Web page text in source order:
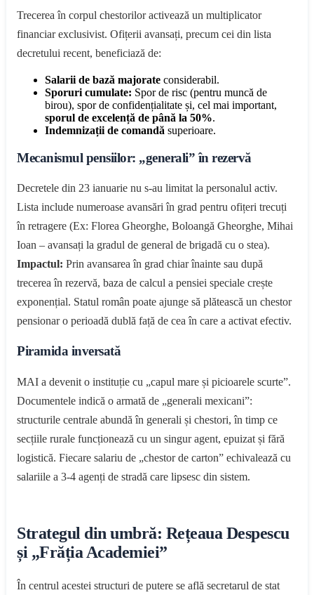
Trecerea în corpul chestorilor activează un multiplicator
financiar exclusivist. Ofițerii avansați, precum cei din lista
decretului recent, beneficiază de:
Salarii de bază majorate considerabil.
Sporuri cumulate: Spor de risc (pentru muncă de
birou), spor de confidențialitate și, cel mai important,
sporul de excelență de până la 50%.
Indemnizații de comandă superioare.
Mecanismul pensiilor: „generali” în rezervă
Decretele din 23 ianuarie nu s-au limitat la personalul activ.
Lista include numeroase avansări în grad pentru ofițeri trecuți
în retragere (Ex: Florea Gheorghe, Boloangă Gheorghe, Mihai
Ioan – avansați la gradul de general de brigadă cu o stea).
Impactul: Prin avansarea în grad chiar înainte sau după
trecerea în rezervă, baza de calcul a pensiei speciale crește
exponențial. Statul român poate ajunge să plătească un chestor
pensionar o perioadă dublă față de cea în care a activat efectiv.
Piramida inversată
MAI a devenit o instituție cu „capul mare și picioarele scurte”.
Documentele indică o armată de „generali mexicani”:
structurile centrale abundă în generali și chestori, în timp ce
secțiile rurale funcționează cu un singur agent, epuizat și fără
logistică. Fiecare salariu de „chestor de carton” echivalează cu
salariile a 3-4 agenți de stradă care lipsesc din sistem.
Strategul din umbră: Rețeaua Despescu
și „Frăția Academiei”
În centrul acestei structuri de putere se află secretarul de stat